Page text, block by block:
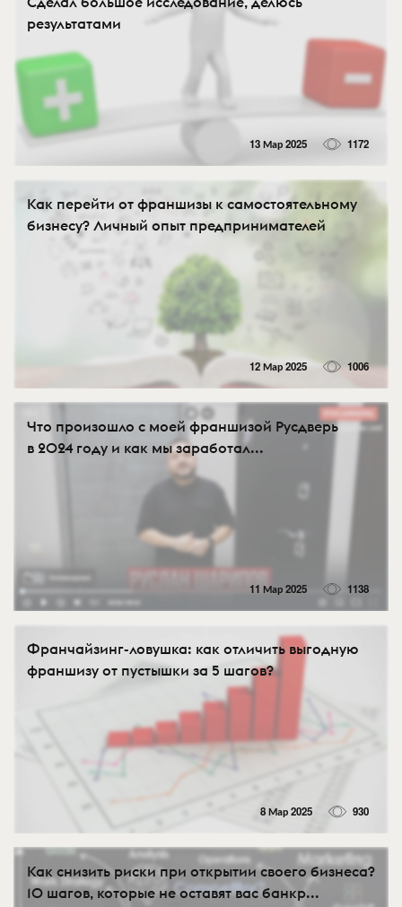
результатами
13 Мар 2025 1172
Как перейти от франшизы к самостоятельному
бизнесу? Личный опыт предпринимателей
12 Мар 2025 1006
Что произошло с моей франшизой Русдверь
в 2024 году и как мы заработал...
11 Мар 2025 1138
Франчайзинг-ловушка: как отличить выгодную
франшизу от пустышки за 5 шагов?
8 Мар 2025 930
Как снизить риски при открытии своего бизнеса?
10 шагов, которые не оставят вас банкр...